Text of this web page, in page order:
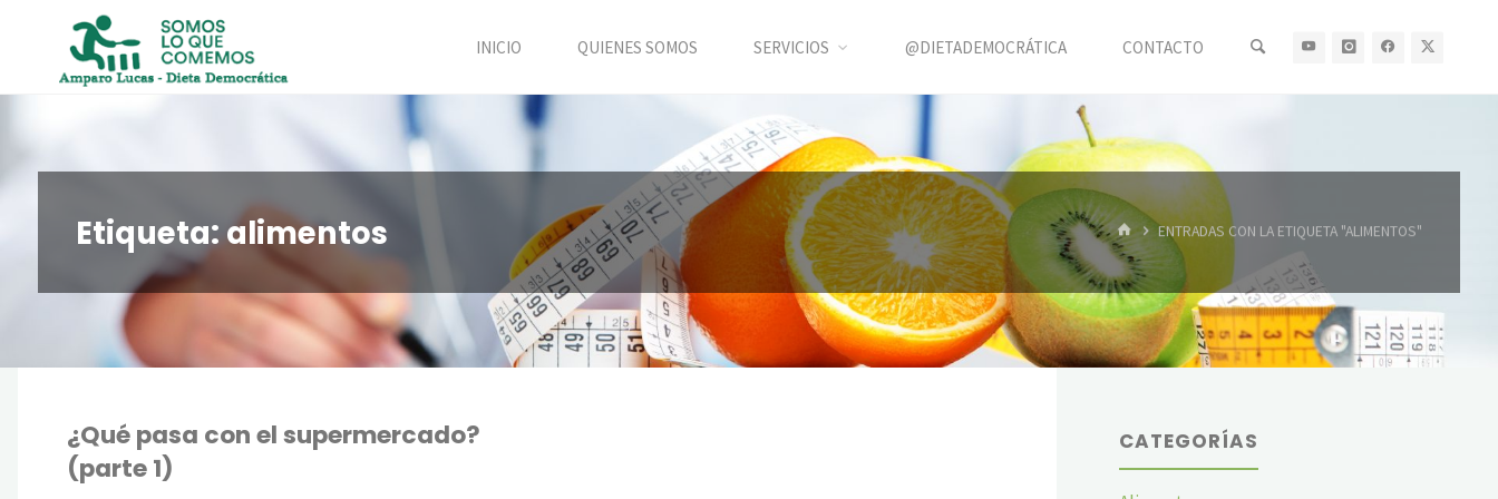
contenido
INICIO QUIENES SOMOS SERVICIOS @DIETADEMOCRÁTICA CONTACTO
Etiqueta:alimentos INICIOENTRADAS CON LA ETIQUETA "ALIMENTOS"
¿Qué pasa con el supermercado?
(parte 1)
CATEGORÍAS